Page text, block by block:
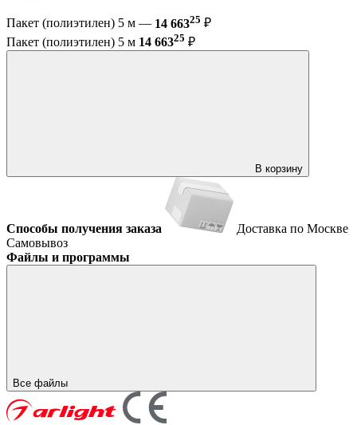
Пакет (полиэтилен) 5 м — 14 66325 ₽
Пакет (полиэтилен) 5 м 14 66325 ₽
В корзину
Способы получения заказа
Доставка по Москве
Самовывоз
Файлы и программы
Все файлы